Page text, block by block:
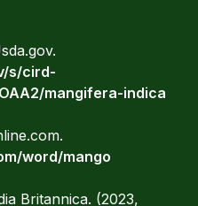
s/cird-
mangifera-indica
word/mango
Britannica. (2023,